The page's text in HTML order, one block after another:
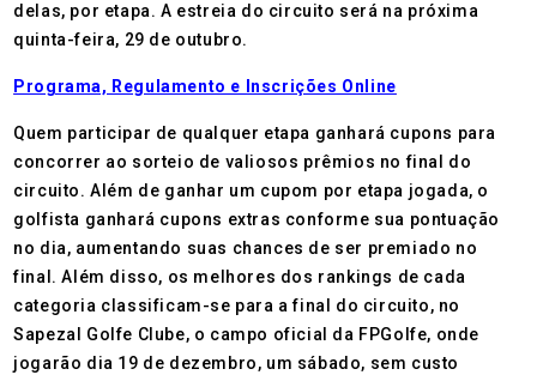
delas, por etapa. A estreia do circuito será na próxima
quinta-feira, 29 de outubro.
Programa, Regulamento e Inscrições Online
Quem participar de qualquer etapa ganhará cupons para
concorrer ao sorteio de valiosos prêmios no final do
circuito. Além de ganhar um cupom por etapa jogada, o
golfista ganhará cupons extras conforme sua pontuação
no dia, aumentando suas chances de ser premiado no
final. Além disso, os melhores dos rankings de cada
categoria classificam-se para a final do circuito, no
Sapezal Golfe Clube, o campo oficial da FPGolfe, onde
jogarão dia 19 de dezembro, um sábado, sem custo